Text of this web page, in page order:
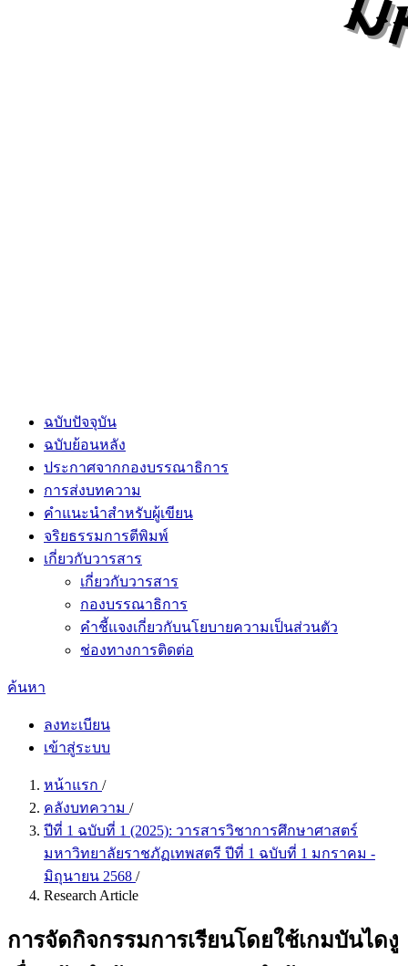
ฉบับปัจจุบัน
ฉบับย้อนหลัง
ประกาศจากกองบรรณาธิการ
การส่งบทความ
คำแนะนำสำหรับผู้เขียน
จริยธรรมการตีพิมพ์
เกี่ยวกับวารสาร
เกี่ยวกับวารสาร
กองบรรณาธิการ
คำชี้แจงเกี่ยวกับนโยบายความเป็นส่วนตัว
ช่องทางการติดต่อ
ค้นหา
ลงทะเบียน
เข้าสู่ระบบ
หน้าแรก /
คลังบทความ /
ปีที่ 1 ฉบับที่ 1 (2025): วารสารวิชาการศึกษาศาสตร์
มหาวิทยาลัยราชภัฏเทพสตรี ปีที่ 1 ฉบับที่ 1 มกราคม -
มิถุนายน 2568 /
Research Article
การจัดกิจกรรมการเรียนโดยใช้เกมบันไดงู